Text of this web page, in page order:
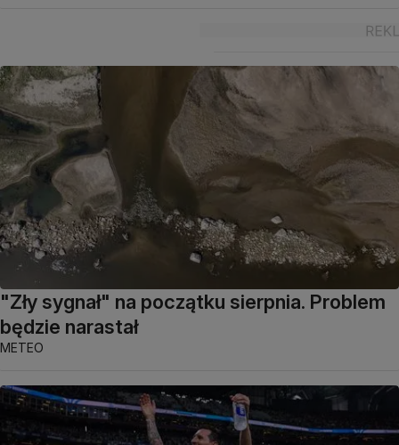
"Zły sygnał" na początku sierpnia. Problem
będzie narastał
METEO